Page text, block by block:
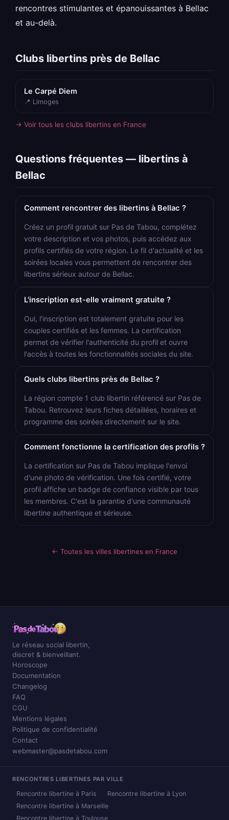
rencontres stimulantes et épanouissantes à Bellac
et au-delà.
Clubs libertins près de Bellac
Le Carpé Diem
📍 Limoges
→ Voir tous les clubs libertins en France
Questions fréquentes — libertins à
Bellac
Comment rencontrer des libertins à Bellac ?
Créez un profil gratuit sur Pas de Tabou, complétez
votre description et vos photos, puis accédez aux
profils certifiés de votre région. Le fil d'actualité et les
soirées locales vous permettent de rencontrer des
libertins sérieux autour de Bellac.
L'inscription est-elle vraiment gratuite ?
Oui, l'inscription est totalement gratuite pour les
couples certifiés et les femmes. La certification
permet de vérifier l'authenticité du profil et ouvre
l'accès à toutes les fonctionnalités sociales du site.
Quels clubs libertins près de Bellac ?
La région compte 1 club libertin référencé sur Pas de
Tabou. Retrouvez leurs fiches détaillées, horaires et
programme des soirées directement sur le site.
Comment fonctionne la certification des profils ?
La certification sur Pas de Tabou implique l'envoi
d'une photo de vérification. Une fois certifié, votre
profil affiche un badge de confiance visible par tous
les membres. C'est la garantie d'une communauté
libertine authentique et sérieuse.
← Toutes les villes libertines en France
Le réseau social libertin,
discret & bienveillant.
Horoscope
Documentation
Changelog
FAQ
CGU
Mentions légales
Politique de confidentialité
Contact
webmaster@pasdetabou.com
RENCONTRES LIBERTINES PAR VILLE
Rencontre libertine à Paris
Rencontre libertine à Lyon
Rencontre libertine à Marseille
Rencontre libertine à Toulouse